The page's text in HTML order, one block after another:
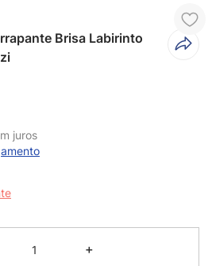
Brisa Labirinto
juros
＋